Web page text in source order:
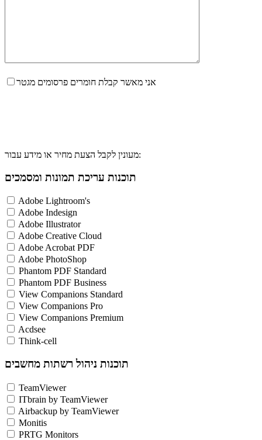
אני מאשר קבלת חומרים פרסומים מגטר
מעונין לקבל הצעת מחיר או מידע עבור:
תוכנות עריכת תמונות ומסמכים
Adobe Lightroom's
Adobe Indesign
Adobe Illustrator
Adobe Creative Cloud
Adobe Acrobat PDF
Adobe PhotoShop
Phantom PDF Standard
Phantom PDF Business
View Companions Standard
View Companions Pro
View Companions Premium
Acdsee
Think-cell
תוכנות ניהול רשתות מחשבים
TeamViewer
ITbrain by TeamViewer
Airbackup by TeamViewer
Monitis
PRTG Monitors